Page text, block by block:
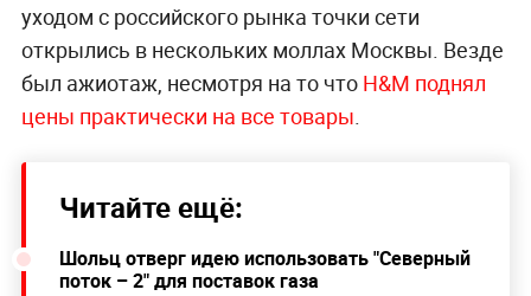
уходом с российского рынка точки сети
открылись в нескольких моллах Москвы. Везде
был ажиотаж, несмотря на то что H&M поднял
цены практически на все товары.
Читайте ещё:
Шольц отверг идею использовать "Северный
поток – 2" для поставок газа